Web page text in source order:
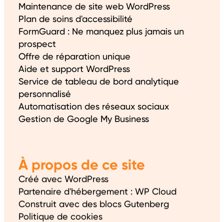
Maintenance de site web WordPress
Plan de soins d'accessibilité
FormGuard : Ne manquez plus jamais un
prospect
Offre de réparation unique
Aide et support WordPress
Service de tableau de bord analytique
personnalisé
Automatisation des réseaux sociaux
Gestion de Google My Business
À propos de ce site
Créé avec WordPress
Partenaire d'hébergement : WP Cloud
Construit avec des blocs Gutenberg
Politique de cookies